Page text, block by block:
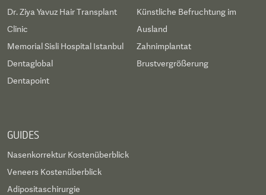
Dr. Ziya Yavuz Hair Transplant
Clinic
Memorial Sisli Hospital Istanbul
Dentaglobal
Dentapoint
Künstliche Befruchtung im
Ausland
Zahnimplantat
Brustvergrößerung
GUIDES
Nasenkorrektur Kostenüberblick
Veneers Kostenüberblick
Adipositaschirurgie